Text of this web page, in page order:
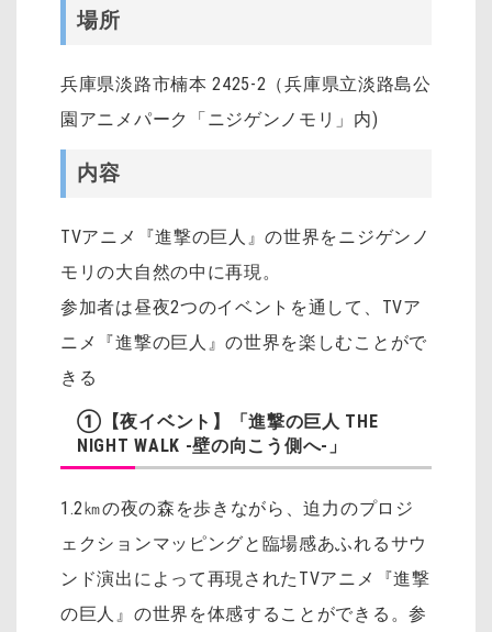
場所
兵庫県淡路市楠本 2425-2（兵庫県立淡路島公
園アニメパーク「ニジゲンノモリ」内)
内容
TVアニメ『進撃の巨人』の世界をニジゲンノ
モリの大自然の中に再現。
参加者は昼夜2つのイベントを通して、TVア
ニメ『進撃の巨人』の世界を楽しむことがで
きる
①【夜イベント】「進撃の巨人 THE
NIGHT WALK -壁の向こう側へ-」
1.2㎞の夜の森を歩きながら、迫力のプロジ
ェクションマッピングと臨場感あふれるサウ
ンド演出によって再現されたTVアニメ『進撃
の巨人』の世界を体感することができる。参